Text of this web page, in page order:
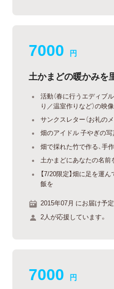
7000 円
土かまどの暖かみを
活動（春に行うエディブ
り／温室作りなど）の映
サンクスレター（お礼の
畑のアイドル 子やぎの
畑で採れた竹で作る、手
土かまどにあなたの名前
【7/20限定】畑に足を運
飯を
2015年07月 にお届け予定
2人が応援しています。
7000 円